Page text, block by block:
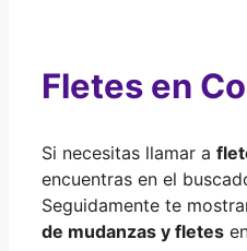
Fletes en
Si necesitas llamar a
encuentras en el
Seguidamente te
de mudanzas y fletes